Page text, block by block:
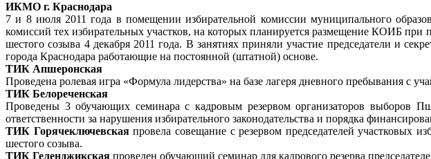
ИКМО г. Краснодара
7 и 8 июля 2011 года в помещении избирательной комиссии муниципального
комиссий тех избирательных участков, на которых планируется размещение КОИБ
шестого созыва 4 декабря 2011 года. В занятиях приняли участие председатели и
города Краснодара работающие на постоянной (штатной) основе.
ТИК Апшеронская
Проведена ролевая игра «Формула лидерства» на базе лагеря дневного пребывания с
ТИК Белореченская
Проведены 3 обучающих семинара с кадровым резервом организаторов выборов
ответственности за нарушения избирательного законодательства и порядка
ТИК Горячеключевскаяпровела совещание с резервом председателей участковых
шестого созыва.
ТИК Геленджикская проведен обучающий семинар для кадрового резерва